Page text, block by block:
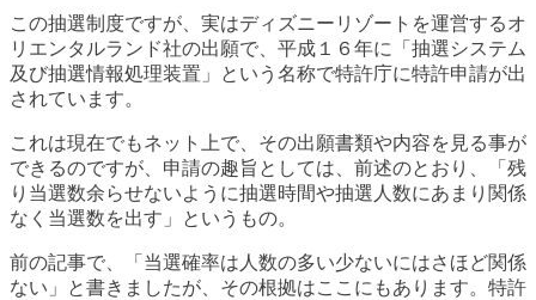
この抽選制度ですが、実はディズニーリゾートを運営するオ
リエンタルランド社の出願で、平成１６年に「抽選システム
及び抽選情報処理装置」という名称で特許庁に特許申請が出
されています。
これは現在でもネット上で、その出願書類や内容を見る事が
できるのですが、申請の趣旨としては、前述のとおり、「残
り当選数余らせないように抽選時間や抽選人数にあまり関係
なく当選数を出す」というもの。
前の記事で、「当選確率は人数の多い少ないにはさほど関係
ない」と書きましたが、その根拠はここにもあります。特許